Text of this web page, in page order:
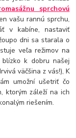
sprchovú
vašu rannú sprchu,
v kabíne, nastaviť
po dni sa starala o
veľa režimov na
k dobru našej
väčšina z vás!), K
umožní ušetriť čo
ktorým záleží na ich
riešením.